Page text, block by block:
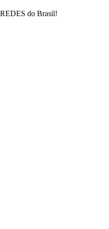
do Brasil!